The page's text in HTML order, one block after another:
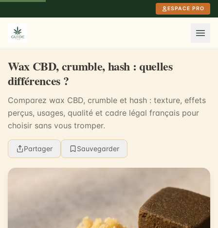
ESPACE PRO
Wax CBD, crumble, hash : quelles
différences ?
Comparez wax CBD, crumble et hash : texture, effets
perçus, usages, qualité et cadre légal français pour
choisir sans vous tromper.
Partager Sauvegarder